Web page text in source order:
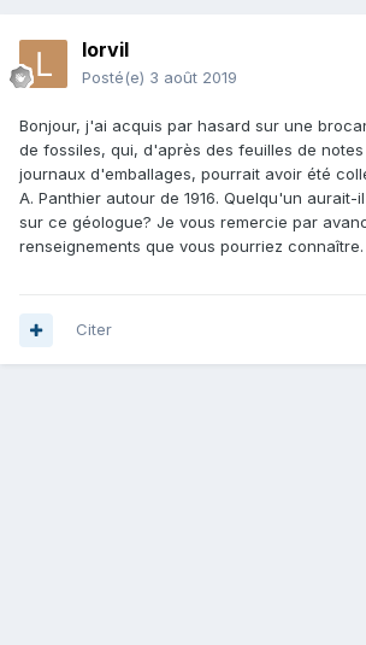
lorvil
Posté(e) 3 août 2019
Bonjour, j'ai acquis par hasard sur une
de fossiles, qui, d'après des feuilles de
journaux d'emballages, pourrait avoir été
A. Panthier autour de 1916. Quelqu'un aurait-
sur ce géologue? Je vous remercie par
renseignements que vous pourriez
Citer